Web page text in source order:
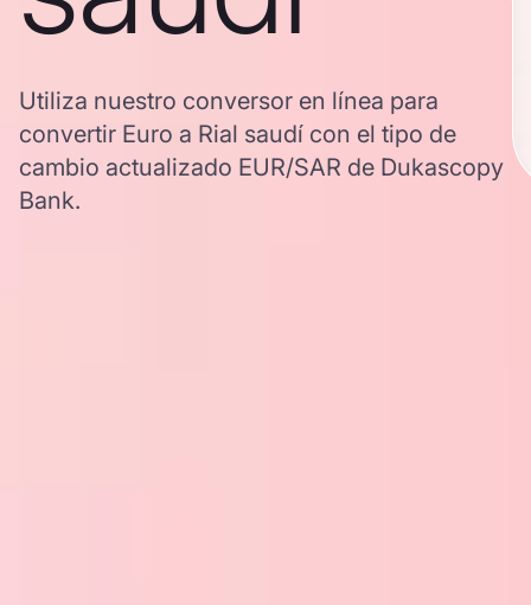
Utiliza nuestro conversor en línea para
convertir Euro a Rial saudí con el tipo de
cambio actualizado EUR/SAR de Dukascopy
Bank.